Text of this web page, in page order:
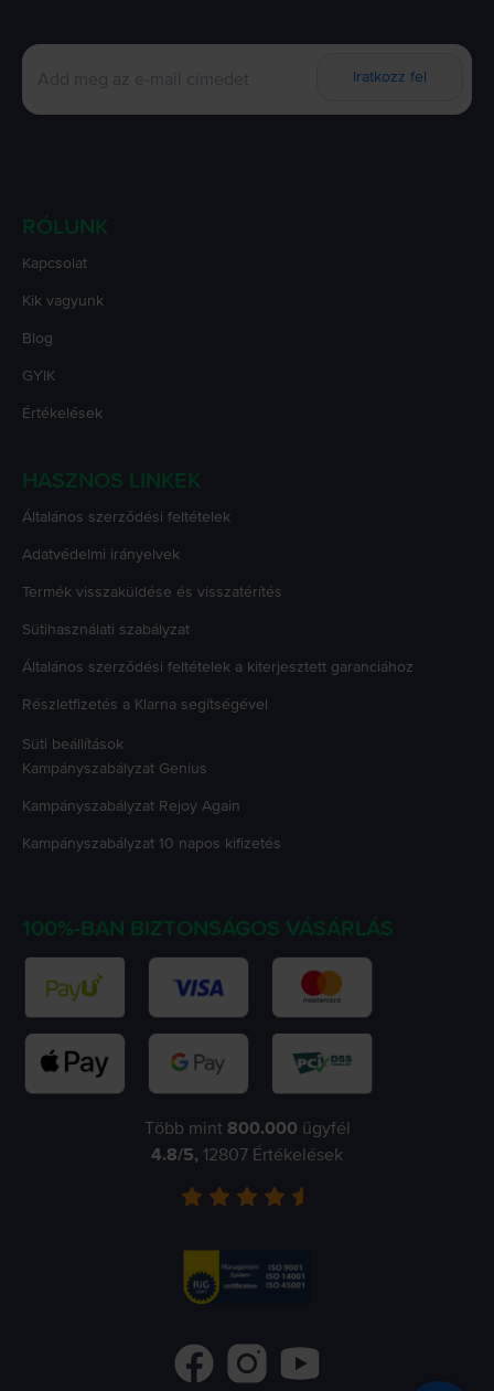
Iratkozz fel
RÓLUNK
Kapcsolat
Kik vagyunk
Blog
GYIK
Értékelések
HASZNOS LINKEK
Általános szerződési feltételek
Adatvédelmi irányelvek
Termék visszaküldése és visszatérítés
Sütihasználati szabályzat
Általános szerződési feltételek a kiterjesztett garanciához
Részletfizetés a Klarna segítségével
Süti beállítások
Kampányszabályzat Genius
Kampányszabályzat Rejoy Again
Kampányszabályzat 10 napos kifizetés
100%-BAN BIZTONSÁGOS VÁSÁRLÁS
Több mint 800.000 ügyfél
4.8/5, 12807 Értékelések